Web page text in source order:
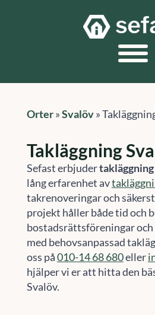
Orter»Svalöv»
Takläggning
Sefast erbjudertakläggning
lång erfarenhet av
takrenoveringar och
projekt håller både tid och
bostadsrättsföreningar
med behovsanpassad
oss på010-14 68 680eller
hjälper vi er att hitta den
Svalöv.